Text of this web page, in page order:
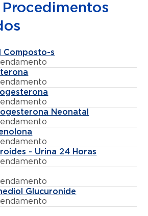
Procedimentos
Composto-s
Neonatal
- Urina 24 Horas
Glucuronide